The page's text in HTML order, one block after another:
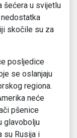
šećera u svijetlu
skočile su za
posljedice
se oslanjaju
regiona.
neće
pšenice
glavobolju
su Rusija i